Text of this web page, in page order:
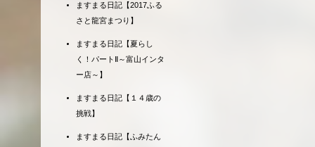
ますまる日記【2017ふる
さと龍宮まつり】
ますまる日記【夏らし
く！パートⅡ～富山インタ
ー店～】
ますまる日記【１４歳の
挑戦】
ますまる日記【ふみたん